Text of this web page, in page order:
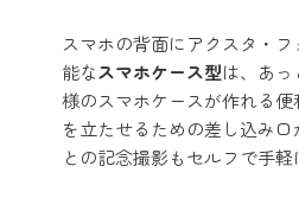
スマホの背面にアクスタ・
能なスマホケース型は、あ
様のスマホケースが作れる便
を立たせるための差し込み
との記念撮影もセルフで手軽